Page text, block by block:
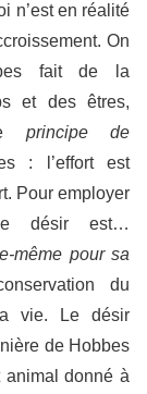
n’est en réalité
On
fait de la
et des êtres,
principe de
: l’effort est
Pour employer
désir est…
même pour sa
du
vie. Le désir
de Hobbes
animal donné à